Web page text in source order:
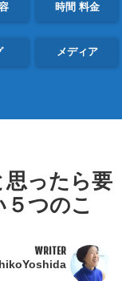
時間 料金
メディア
思ったら要
つのこ
WRITER